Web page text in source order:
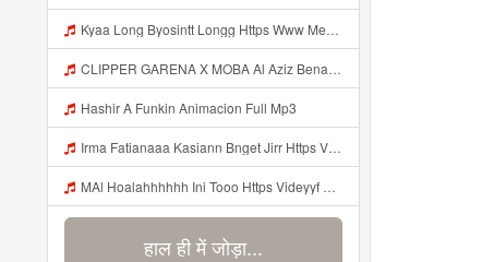
Kyaa Long Byosintt Longg Https Www Mediafire Com Folder K3mydgsfchzb1 SENDAL PIA C9 Mp3
CLIPPER GARENA X MOBA Al Aziz Benal Ini Https Shorter Me Videyy Tfg Https Shorter Me Videyy Tfg Https Shorter Me Videyy Tfg ᅠ ᅠ ᅠ ᅠ ᅠ ᅠ ᅠ ᅠ ᅠ ᅠ ᅠ ᅠ ᅠ ᅠ ᅠ ᅠ ᅠ ᅠ ᅠ Ok ᅠ ᅠ ᅠ ᅠ ᅠ ᅠ ᅠ ᅠ ᅠ ᅠ ᅠ ᅠ ᅠ ᅠ ᅠ ᅠ ᅠ ᅠ ᅠ ᅠ ᅠ ᅠ ᅠ ᅠ ᅠ ᅠ ᅠ ᅠ ᅠ ᅠ ᅠ ᅠ ᅠ ᅠ ᅠ ᅠ ᅠ Mp3
Hashir A Funkin Animacion Full Mp3
Irma Fatianaaa Kasiann Bnget Jirr Https Videy Co Yews Web Id PTldKA ᅠ ᅠ ᅠ ᅠ ᅠ ᅠ ᅠ ᅠ ᅠ ᅠ ᅠ ᅠ ᅠ ᅠ ᅠ ᅠ ᅠ ᅠ ᅠ ᅠ ᅠ ᅠ ᅠ ᅠ ᅠ ᅠ ᅠ ᅠ ᅠ ᅠ ᅠ ᅠ ᅠ ᅠ ᅠ ᅠ ᅠ ᅠ ᅠ ᅠ ᅠ Mp3
MAl Hoalahhhhhh Ini Tooo Https Videyyf Wryvfr Web Id ᅠ ᅠ ᅠ ᅠ ᅠ ᅠ ᅠ ᅠ ᅠ ᅠ ᅠ ᅠ ᅠ ᅠ ᅠ ᅠ ᅠ ᅠ ᅠ ᅠ ᅠ ᅠ ᅠ ᅠ ᅠ ᅠ ᅠ ᅠ ᅠ ᅠ ᅠ ᅠ ᅠ ᅠ ᅠ ᅠ ᅠ ᅠ ᅠ ᅠ ᅠ ᅠ ᅠ ᅠ ᅠ ᅠ ᅠ ᅠ ᅠ ᅠ ᅠ ᅠ ᅠ ᅠ ᅠ ᅠ ᅠ ᅠ Mp3
हाल ही में जोड़ा...